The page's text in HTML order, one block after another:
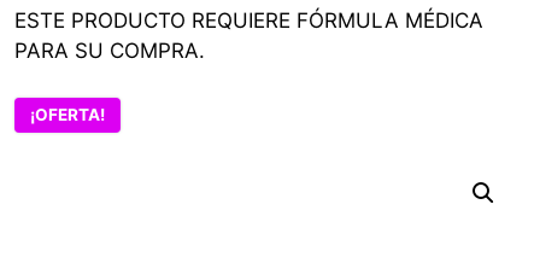
ESTE PRODUCTO REQUIERE FÓRMULA MÉDICA
PARA SU COMPRA.
¡OFERTA!